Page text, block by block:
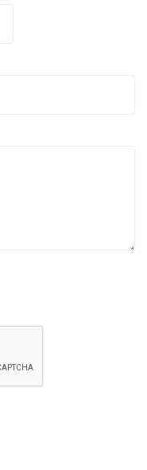
text formats